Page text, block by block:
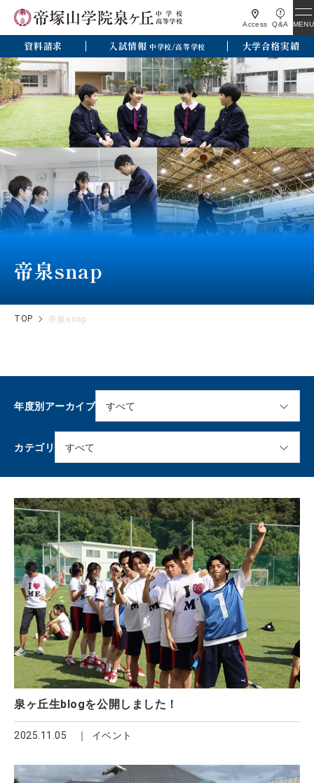
Access Q&A MENU
資料請求 入試情報 中学校/高等学校 大学合格実績
帝泉snap
TOP 帝泉snap
年度別アーカイブ
カテゴリ
泉ヶ丘生blogを公開しました！
2025.11.05 イベント